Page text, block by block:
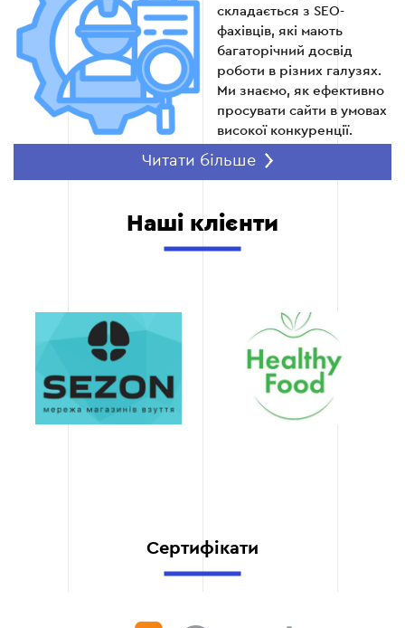
складається з SEO-
фахівців, які мають
багаторічний досвід
роботи в різних галузях.
Ми знаємо, як ефективно
просувати сайти в умовах
високої конкуренції.
Комплексний підхід
структурою сайту,
контентом і стратегією
ядра у ваш бізнес-
процес.
Прозорість і звітність
Після завершення роботи
ви отримуєте детальний
їхнього використання.
Читати більше
Наші клієнти
Сертифікати